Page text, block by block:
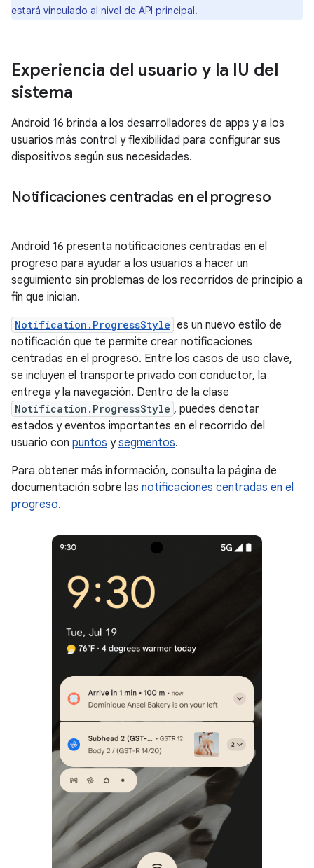
estará vinculado al nivel de API principal.
Experiencia del usuario y la IU del
sistema
Android 16 brinda a los desarrolladores de apps y a los
usuarios más control y flexibilidad para configurar sus
dispositivos según sus necesidades.
Notificaciones centradas en el progreso
Android 16 presenta notificaciones centradas en el
progreso para ayudar a los usuarios a hacer un
seguimiento sin problemas de los recorridos de principio a
fin que inician.
Notification.ProgressStyle es un nuevo estilo de
notificación que te permite crear notificaciones
centradas en el progreso. Entre los casos de uso clave,
se incluyen el transporte privado con conductor, la
entrega y la navegación. Dentro de la clase
Notification.ProgressStyle , puedes denotar
estados y eventos importantes en el recorrido del
usuario con puntos ysegmentos.
Para obtener más información, consulta la página de
documentación sobre las notificaciones centradas en el
progreso.